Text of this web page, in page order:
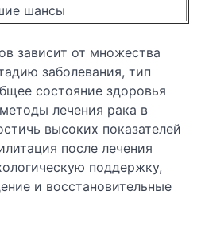
шансы
зависит от множества
заболевания, тип
состояние здоровья
лечения рака в
высоких показателей
после лечения
поддержку,
и восстановительные